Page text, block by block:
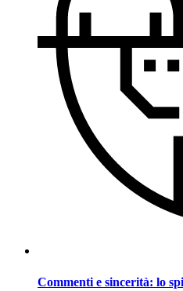
Commenti e sincerità: lo